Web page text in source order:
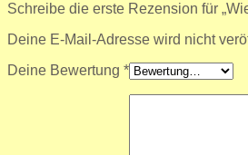
Schreibe die erste Rezension für
Deine E-Mail-Adresse wird nicht
Deine Bewertung *